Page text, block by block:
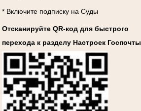
* Включите подписку на Суды
Отсканируйте QR-код для быстрого
перехода к разделу Настроек Госпочты